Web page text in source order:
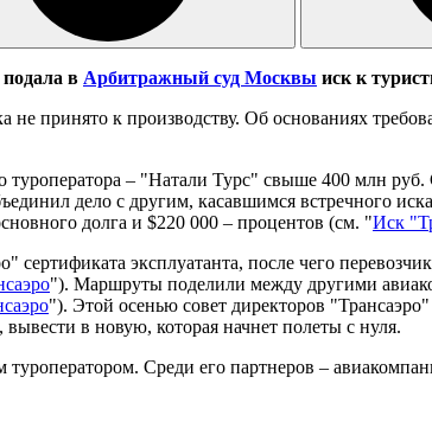
в Арбитражный суд Москвы иск к
не принято к производству. Об основаниях
туроператора – "Натали Турс" свыше 400 млн руб.
дело с другим, касавшимся встречного
долга и $220 000 – процентов (см. "Иск
эксплуатанта, после чего
"). Маршруты поделили между другими
"). Этой осенью совет директоров
в новую, которая начнет полеты с нуля.
Среди его партнеров –